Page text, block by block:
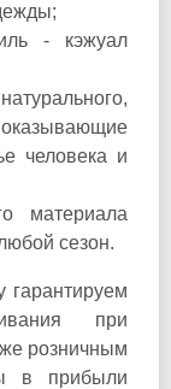
- кэжуал
человека и
материала
сезон.
при
розничным
в прибыли